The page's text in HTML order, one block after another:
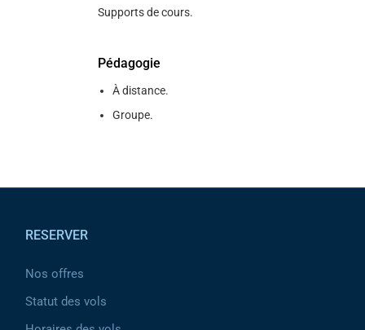
Supports de cours.
Pédagogie
À distance.
Groupe.
RESERVER
Nos offres
Statut des vols